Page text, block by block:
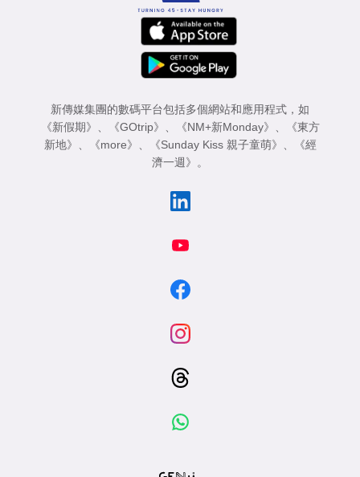
新傳媒集團的數碼平台包括多個網站和應用程式，如
《新假期》
《GOtrip》 《NM+新Monday》
《東方
新地》
《more》 《Sunday Kiss 親子童萌》
《經
濟一週》
。